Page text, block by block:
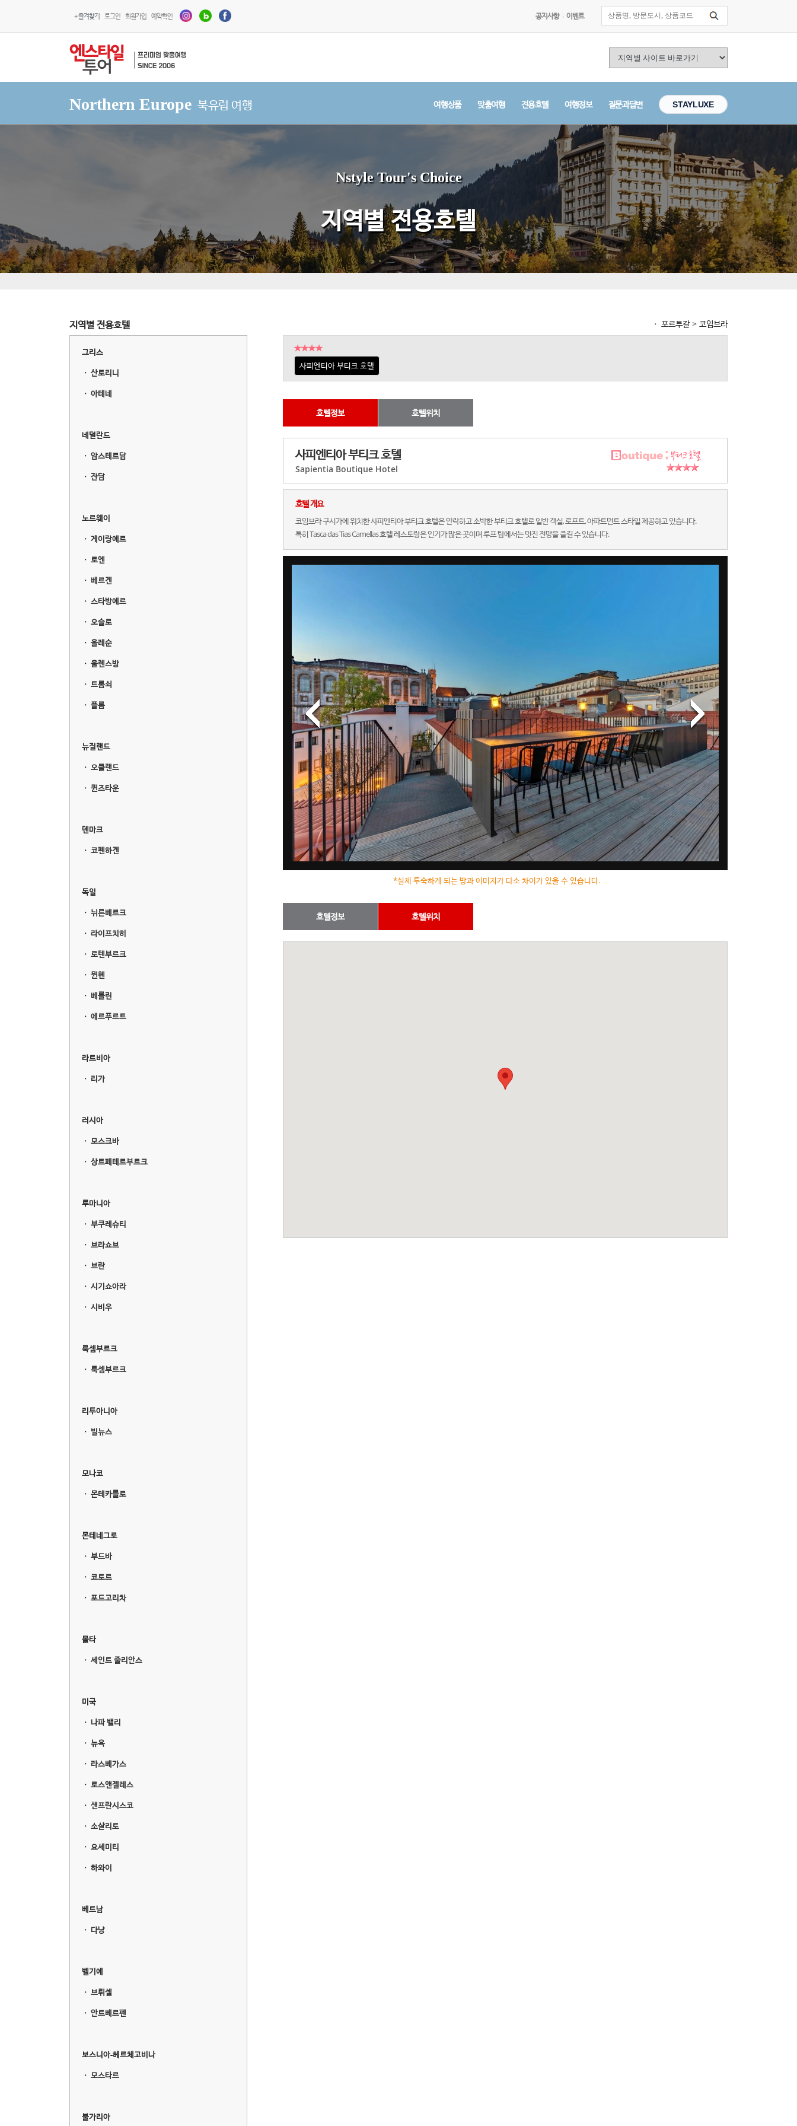
+ 즐겨찾기 로그인 회원가입 예약확인 공지사항 이벤트
Northern Europe 북유럽 여행 여행상품 맞춤여행 전용호텔 여행정보 질문과답변 STAYLUXE
Nstyle Tour's Choice
지역별 전용호텔
지역별 전용호텔 ㆍ 포르투갈 > 코임브라
그리스
ㆍ 산토리니
ㆍ 아테네
네덜란드
ㆍ 암스테르담
ㆍ 잔담
노르웨이
ㆍ 게이랑에르
ㆍ 로엔
ㆍ 베르겐
ㆍ 스타방에르
ㆍ 오슬로
ㆍ 올레순
ㆍ 울렌스방
ㆍ 트롬쇠
ㆍ 플롬
뉴질랜드
ㆍ 오클랜드
ㆍ 퀸즈타운
덴마크
ㆍ 코펜하겐
독일
ㆍ 뉘른베르크
ㆍ 라이프치히
ㆍ 로텐부르크
ㆍ 뮌헨
ㆍ 베를린
ㆍ 에르푸르트
라트비아
ㆍ 리가
러시아
ㆍ 모스크바
ㆍ 상트페테르부르크
루마니아
ㆍ 부쿠레슈티
ㆍ 브라쇼브
ㆍ 브란
ㆍ 시기쇼아라
ㆍ 시비우
룩셈부르크
ㆍ 룩셈부르크
리투아니아
ㆍ 빌뉴스
모나코
ㆍ 몬테카를로
몬테네그로
ㆍ 부드바
ㆍ 코토르
ㆍ 포드고리차
몰타
ㆍ 세인트 줄리안스
미국
ㆍ 나파 밸리
ㆍ 뉴욕
ㆍ 라스베가스
ㆍ 로스앤젤레스
ㆍ 샌프란시스코
ㆍ 소살리토
ㆍ 요세미티
ㆍ 하와이
베트남
ㆍ 다낭
벨기에
ㆍ 브뤼셀
ㆍ 안트베르펜
보스니아-헤르체고비나
ㆍ 모스타르
불가리아
★★★★
사피엔티아 부티크 호텔
호텔정보 호텔위치
사피엔티아 부티크 호텔
Sapientia Boutique Hotel
호텔 개요
코임브라 구시가에 위치한 사피엔티아 부티크 호텔은 안락하고 소박한 부티크 호텔로 일반 객실, 로프트, 아파트먼트 스타일 제공하고 있습니다.
특히 Tasca das Tias Camellas 호텔 레스토랑은 인기가 많은 곳이며 루프 탑에서는 멋진 전망을 즐길 수 있습니다.
*실제 투숙하게 되는 방과 이미지가 다소 차이가 있을 수 있습니다.
호텔정보 호텔위치